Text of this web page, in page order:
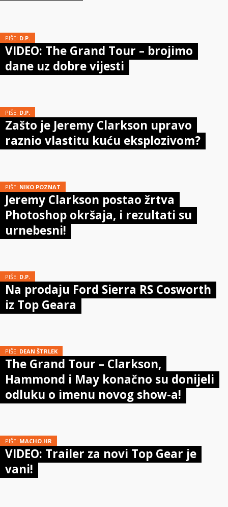
PIŠE: D.P.
VIDEO: The Grand Tour – brojimo
dane uz dobre vijesti
PIŠE: D.P.
Zašto je Jeremy Clarkson upravo
raznio vlastitu kuću eksplozivom?
PIŠE: NIKO POZNAT
Jeremy Clarkson postao žrtva
Photoshop okršaja, i rezultati su
urnebesni!
PIŠE: D.P.
Na prodaju Ford Sierra RS Cosworth
iz Top Geara
PIŠE: DEAN ŠTRLEK
The Grand Tour – Clarkson,
Hammond i May konačno su donijeli
odluku o imenu novog show-a!
PIŠE: MACHO.HR
VIDEO: Trailer za novi Top Gear je
vani!